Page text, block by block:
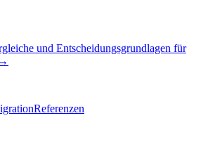
und Entscheidungsgrundlagen für
→
Referenzen